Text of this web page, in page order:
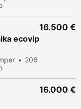
ecovip
206
16.500 €
16.000 €